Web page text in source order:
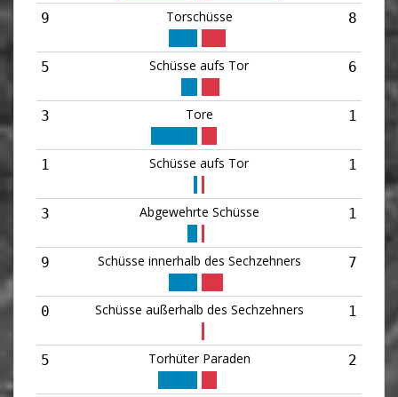
9 Torschüsse 8
5 Schüsse aufs Tor 6
3 Tore 1
1 Schüsse aufs Tor 1
3 Abgewehrte Schüsse 1
9 Schüsse innerhalb des Sechzehners 7
0 Schüsse außerhalb des Sechzehners 1
5 Torhüter Paraden 2